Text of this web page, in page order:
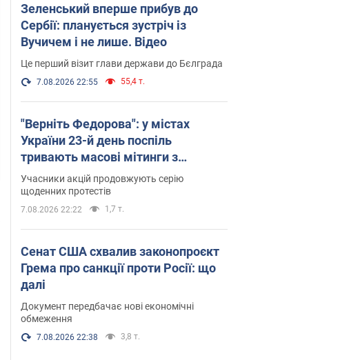
Зеленський вперше прибув до
Сербії: планується зустріч із
Вучичем і не лише. Відео
Це перший візит глави держави до Бєлграда
7.08.2026 22:55 55,4 т.
"Верніть Федорова": у містах
України 23-й день поспіль
тривають масові мітинги з
картонками. Фото і відео
Учасники акцій продовжують серію
щоденних протестів
7.08.2026 22:22 1,7 т.
Сенат США схвалив законопроєкт
Грема про санкції проти Росії: що
далі
Документ передбачає нові економічні
обмеження
7.08.2026 22:38 3,8 т.